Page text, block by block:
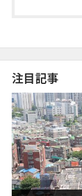
注目記事